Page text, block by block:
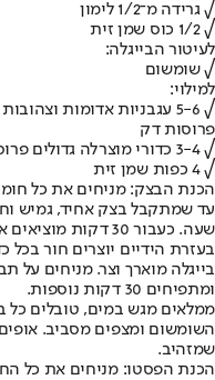
√ גרידה מ־1/2 לימון
√ 1/2 כוס שמן זית
לעיטור הבייגלה:
√ שומשום
למילוי:
√ 5-6 עגבניות אדומות וצהובות
פרוסות דק
√ 3-4 כדורי מוצרלה גדולים פרוסים דק
√ 4 כפות שמן זית
הכנת הבצק: מניחים את כל
עד שמתקבל בצק אחיד, גמיש
בעזרת הידיים יוצרים חור בכל
בייגלה מוארך וצר. מניחים על
ומתפיחים 30 דקות נוספות.
ממלאים מגש במים, טובלים כל
שמזהיב.
הכנת הפסטו: מניחים את כל